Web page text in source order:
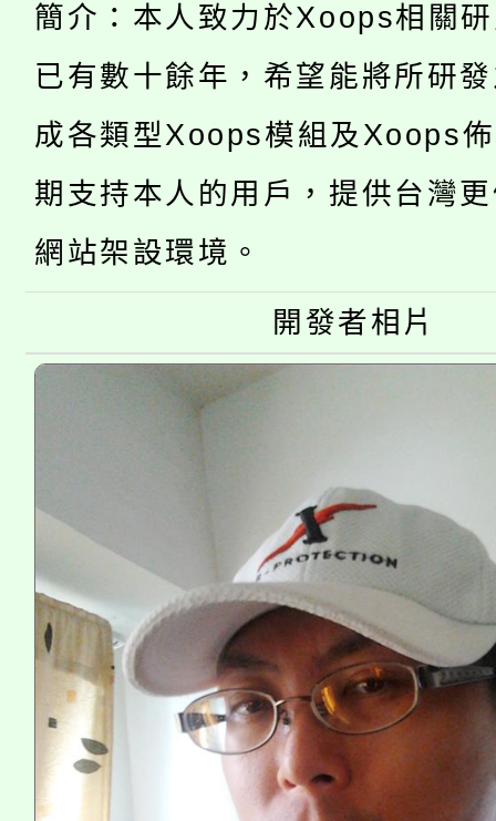
學籍身 分審查程序及
版
淨零綠領人才培育課程
公告本校115學年度第
代理(課)教師甄選結果(
「2026金融保險知識
車」活動
桃園市115學年度學生
生本土語及新住民語歌
公告本校115學年度第
代理(課)教師甄選結果(
公告本校115學年度第
代理(課)教師甄選結果(
轉知中國文化大學推廣
《TA101》溝通分析基
程，歡迎學生輔導中心
心理、諮商輔導、社會
系所師生報名參加。
簡介：本人致力於Xoops相關
已有數十餘年，希望能將所研
成各類型Xoops模組及Xoops
期支持本人的用戶，提供台灣
網站架設環境。
開發者相片